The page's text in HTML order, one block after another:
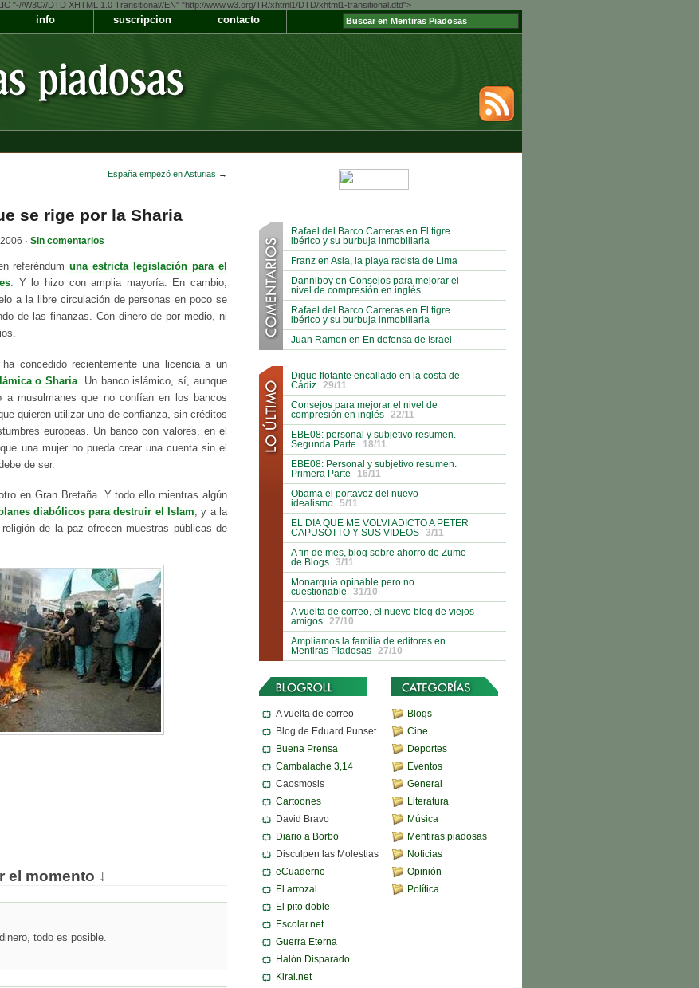
"-//W3C//DTD XHTML 1.0 Transitional//EN" "http://www.w3.org/TR/xhtml1/DTD/xhtml1-transitional.dtd">
info suscripcion contacto
España empezó en Asturias →
se rige por la Sharia
· Sin comentarios
referéndumuna estricta legislación para el
. Y lo hizo con amplia mayoría. En cambio,
a la libre circulación de personas en poco se
de las finanzas. Con dinero de por medio, ni
concedido recientemente una licencia a un
o Sharia . Un banco islámico, sí, aunque
a musulmanes que no confían en los bancos
quieren utilizar uno de confianza, sin créditos
europeas. Un banco con valores, en el
una mujer no pueda crear una cuenta sin el
de ser.
en Gran Bretaña. Y todo ello mientras algún
diabólicos para destruir el Islam, y a la
de la paz ofrecen muestras públicas de
el momento ↓
todo es posible.
Rafael del Barco Carreras en El tigre
ibérico y su burbuja inmobiliaria
Franz en Asia, la playa racista de Lima
Danniboy en Consejos para mejorar el
nivel de compresión en inglés
Rafael del Barco Carreras en El tigre
ibérico y su burbuja inmobiliaria
Juan Ramon en En defensa de Israel
Dique flotante encallado en la costa de
Cádiz
29/11
Consejos para mejorar el nivel de
compresión en inglés
22/11
EBE08: personal y subjetivo resumen.
Segunda Parte
18/11
EBE08: Personal y subjetivo resumen.
Primera Parte
16/11
Obama el portavoz del nuevo
idealismo
5/11
EL DIA QUE ME VOLVI ADICTO A PETER
CAPUSOTTO Y SUS VIDEOS
3/11
A fin de mes, blog sobre ahorro de Zumo
de Blogs
3/11
Monarquía opinable pero no
cuestionable
31/10
A vuelta de correo, el nuevo blog de viejos
amigos
27/10
Ampliamos la familia de editores en
Mentiras Piadosas
27/10
A vuelta de correo
Blog de Eduard Punset
Buena Prensa
Cambalache 3,14
Caosmosis
Cartoones
David Bravo
Diario a Borbo
Disculpen las Molestias
eCuaderno
El arrozal
El pito doble
Escolar.net
Guerra Eterna
Halón Disparado
Kirai.net
Blogs
Cine
Deportes
Eventos
General
Literatura
Música
Mentiras piadosas
Noticias
Opinión
Política